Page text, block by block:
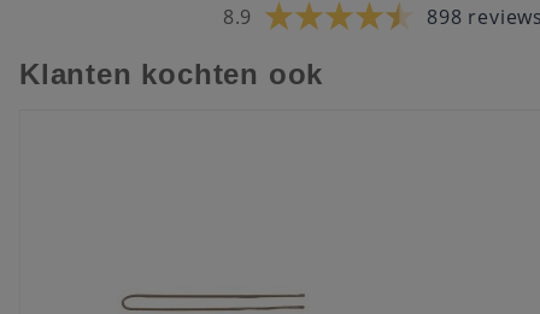
8.9 898
Klanten kochten ook